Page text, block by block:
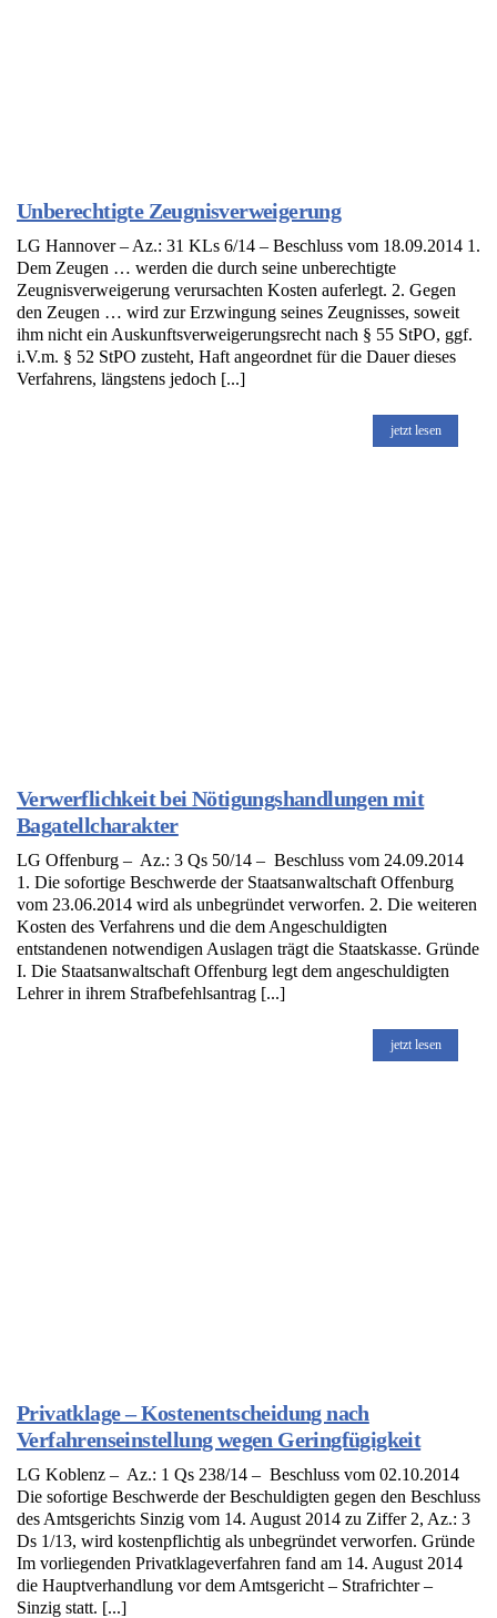
Unberechtigte Zeugnisverweigerung
LG Hannover – Az.: 31 KLs 6/14 – Beschluss vom 18.09.2014 1.
Dem Zeugen … werden die durch seine unberechtigte
Zeugnisverweigerung verursachten Kosten auferlegt. 2. Gegen
den Zeugen … wird zur Erzwingung seines Zeugnisses, soweit
ihm nicht ein Auskunftsverweigerungsrecht nach § 55 StPO, ggf.
i.V.m. § 52 StPO zusteht, Haft angeordnet für die Dauer dieses
Verfahrens, längstens jedoch [...]
jetzt lesen
Verwerflichkeit bei Nötigungshandlungen mit
Bagatellcharakter
LG Offenburg – Az.: 3 Qs 50/14 – Beschluss vom 24.09.2014
1. Die sofortige Beschwerde der Staatsanwaltschaft Offenburg
vom 23.06.2014 wird als unbegründet verworfen. 2. Die weiteren
Kosten des Verfahrens und die dem Angeschuldigten
entstandenen notwendigen Auslagen trägt die Staatskasse. Gründe
I. Die Staatsanwaltschaft Offenburg legt dem angeschuldigten
Lehrer in ihrem Strafbefehlsantrag [...]
jetzt lesen
Privatklage – Kostenentscheidung nach
Verfahrenseinstellung wegen Geringfügigkeit
LG Koblenz – Az.: 1 Qs 238/14 – Beschluss vom 02.10.2014
Die sofortige Beschwerde der Beschuldigten gegen den Beschluss
des Amtsgerichts Sinzig vom 14. August 2014 zu Ziffer 2, Az.: 3
Ds 1/13, wird kostenpflichtig als unbegründet verworfen. Gründe
Im vorliegenden Privatklageverfahren fand am 14. August 2014
die Hauptverhandlung vor dem Amtsgericht – Strafrichter –
Sinzig statt. [...]